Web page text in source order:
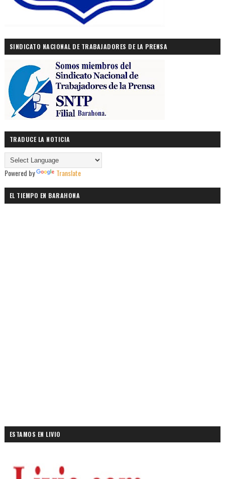
SINDICATO NACIONAL DE TRABAJADORES DE LA PRENSA
TRADUCE LA NOTICIA
Powered by Translate
EL TIEMPO EN BARAHONA
ESTAMOS EN LIVIO